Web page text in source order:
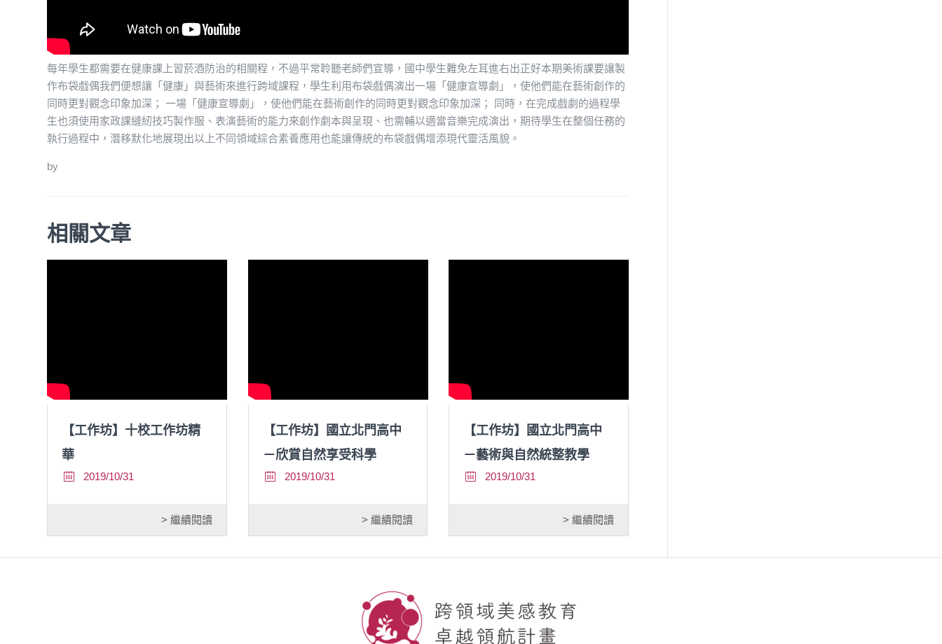
每年學生都需要在健康課上習菸酒防治的相關程，不過平常聆聽老師們宣導，國中學生難免左耳進右出正好本期美術課要讓製
作布袋戲偶我們便想讓「健康」與藝術來進行跨域課程，學生利用布袋戲偶演出一場「健康宣導劇」，使他們能在藝術創作的
同時更對觀念印象加深； 一場「健康宣導劇」，使他們能在藝術創作的同時更對觀念印象加深； 同時，在完成戲劇的過程學
生也須使用家政課縫紉技巧製作服、表演藝術的能力來創作劇本與呈現、也需輔以適當音樂完成演出，期待學生在整個任務的
執行過程中，潛移默化地展現出以上不同領域綜合素養應用也能讓傳統的布袋戲偶增添現代靈活風貌。
by
相關文章
【工作坊】十校工作坊精
華
2019/10/31
> 繼續閱讀
【工作坊】國立北門高中
－欣賞自然享受科學
2019/10/31
> 繼續閱讀
【工作坊】國立北門高中
－藝術與自然統整教學
2019/10/31
> 繼續閱讀